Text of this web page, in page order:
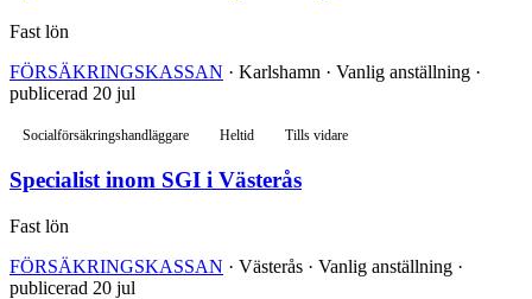
Fast lön
FÖRSÄKRINGSKASSAN · Karlshamn · Vanlig anställning ·
publicerad 20 jul
Socialförsäkringshandläggare Heltid Tills vidare
Specialist inom SGI i Västerås
Fast lön
FÖRSÄKRINGSKASSAN · Västerås · Vanlig anställning ·
publicerad 20 jul